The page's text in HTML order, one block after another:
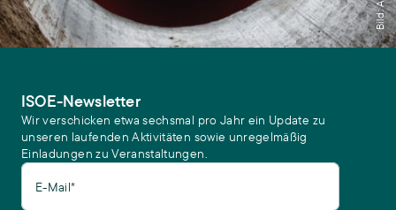
ISOE-Newsletter
Wir verschicken etwa sechsmal pro Jahr ein Update zu
unseren laufenden Aktivitäten sowie unregelmäßig
Einladungen zu Veranstaltungen.
E-Mail*